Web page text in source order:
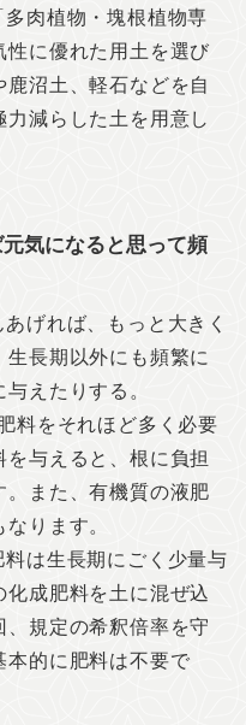
肉植物・塊根植物専
性に優れた用土を選び
鹿沼土、軽石などを自
減らした土を用意し
気になると思って頻
げれば、もっと大きく
長期以外にも頻繁に
えたりする。
料をそれほど多く必要
与えると、根に負担
。また、有機質の液肥
ります。
は生長期にごく少量与
化成肥料を土に混ぜ込
規定の希釈倍率を守
本的に肥料は不要で